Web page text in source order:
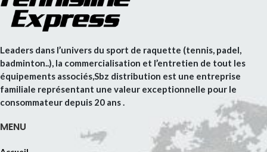
Leaders dans l’univers du sport de raquette (tennis, padel,
badminton..), la commercialisation et l’entretien de tout les
équipements associés,Sbz distribution est une entreprise
familiale représentant une valeur exceptionnelle pour le
consommateur depuis 20 ans .
MENU